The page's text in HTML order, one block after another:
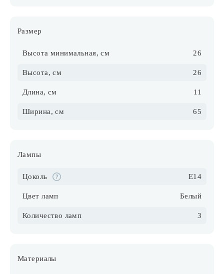
Размер
Высота минимальная, см 26
Высота, см 26
Длина, см 11
Ширина, см 65
Лампы
Цоколь E14
Цвет ламп Белый
Количество ламп 3
Материалы